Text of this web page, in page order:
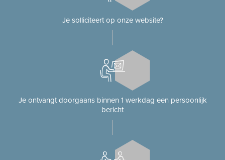
Je solliciteert op onze website?
Je ontvangt doorgaans binnen 1 werkdag een persoonlijk
bericht